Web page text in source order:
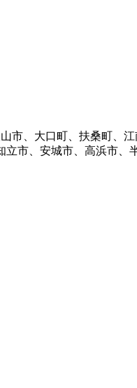
市、大口町、扶桑町、
市、安城市、高浜市、